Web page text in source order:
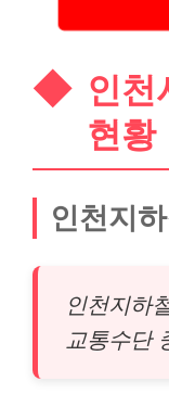
인천
현황
인천지
인천지하
교통수단